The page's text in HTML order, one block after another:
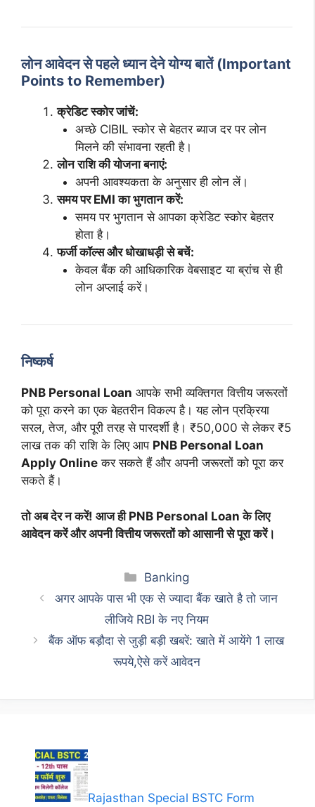
लोन आवेदन से पहले ध्यान देने योग्य बातें (Important
Points to Remember)
क्रेडिट स्कोर जांचें:
अच्छे CIBIL स्कोर से बेहतर ब्याज दर पर लोन
मिलने की संभावना रहती है।
लोन राशि की योजना बनाएं:
अपनी आवश्यकता के अनुसार ही लोन लें।
समय पर EMI का भुगतान करें:
समय पर भुगतान से आपका क्रेडिट स्कोर बेहतर
होता है।
फर्जी कॉल्स और धोखाधड़ी से बचें:
केवल बैंक की आधिकारिक वेबसाइट या ब्रांच से ही
लोन अप्लाई करें।
निष्कर्ष
PNB Personal Loan आपके सभी व्यक्तिगत वित्तीय जरूरतों
को पूरा करने का एक बेहतरीन विकल्प है। यह लोन प्रक्रिया
सरल, तेज, और पूरी तरह से पारदर्शी है। ₹50,000 से लेकर ₹5
लाख तक की राशि के लिए आप PNB Personal Loan
Apply Online कर सकते हैं और अपनी जरूरतों को पूरा कर
सकते हैं।
तो अब देर न करें! आज ही PNB Personal Loan के लिए
आवेदन करें और अपनी वित्तीय जरूरतों को आसानी से पूरा करें।
Categories
Banking
अगर आपके पास भी एक से ज्यादा बैंक खाते है तो जान
लीजिये RBI के नए नियम
बैंक ऑफ बड़ौदा से जुड़ी बड़ी खबरें: खाते में आयेंगे 1 लाख
रूपये,ऐसे करें आवेदन
Rajasthan Special BSTC Form